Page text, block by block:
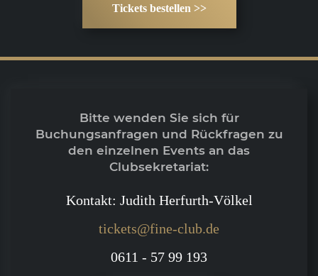
Tickets bestellen >>
Bitte wenden Sie sich für
Buchungsanfragen und Rückfragen zu
den einzelnen Events an das
Clubsekretariat:
Kontakt: Judith Herfurth-Völkel
tickets@fine-club.de
0611 - 57 99 193